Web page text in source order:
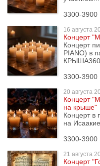
3300-3900
16 августа
Концерт
Концерт
PIANO) в
3300-3900
20 августа
Концерт
на крыше"
Концерт в
на
3300-3900
21 августа
Концерт